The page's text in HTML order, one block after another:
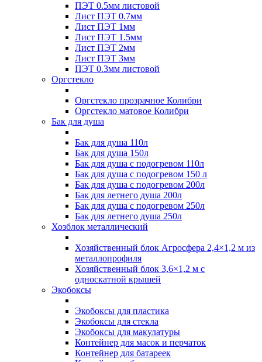
ПЭТ 0.5мм листовой
Лист ПЭТ 0.7мм
Лист ПЭТ 1мм
Лист ПЭТ 1.5мм
Лист ПЭТ 2мм
Лист ПЭТ 3мм
ПЭТ 0.3мм листовой
Оргстекло
Оргстекло прозрачное Колибри
Оргстекло матовое Колибри
Бак для душа
Бак для душа 110л
Бак для душа 150л
Бак для душа с подогревом 110л
Бак для душа с подогревом 150 л
Бак для душа с подогревом 200л
Бак для летнего душа 200л
Бак для душа с подогревом 250л
Бак для летнего душа 250л
Хозблок металлический
Хозяйственный блок Агросфера 2,4×1,2 м из
металлопрофиля
Хозяйственный блок 3,6×1,2 м с
односкатной крышей
Экобоксы
Экобоксы для пластика
Экобоксы для стекла
Экобоксы для макулатуры
Контейнер для масок и перчаток
Контейнер для батареек